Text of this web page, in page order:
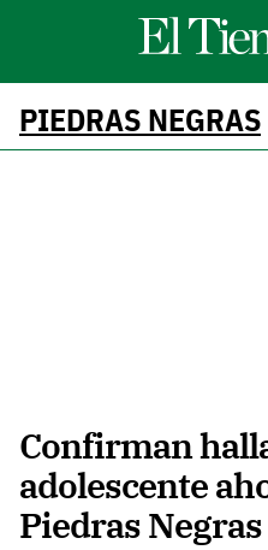
PIEDRAS NEGRAS
Confirman
adolescente
Piedras Negras